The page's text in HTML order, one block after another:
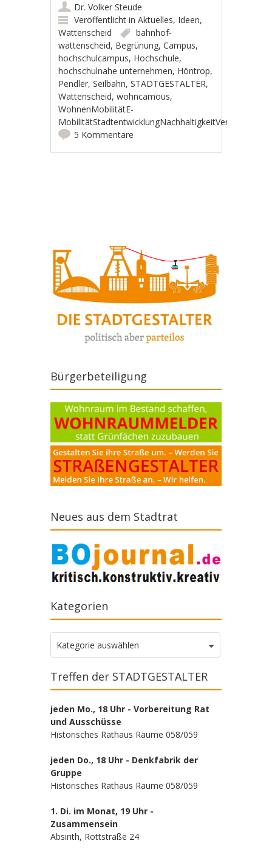
Dr. Volker Steude
Veröffentlicht inAktuelles, Ideen,
Wattenscheid
bahnhof-
wattenscheid, Begrünung,Campus,
hochschulcampus, Hochschule,
hochschulnahe unternehmen, Höntrop,
Pendler,Seilbahn,STADTGESTALTER,
Wattenscheid,wohncamous,
WohnenMobilitätE-
5 Kommentare
Bürgerbeteiligung
Neues aus dem Stadtrat
Kategorien
Kategorien
Kategorie auswählen
Treffen der STADTGESTALTER
jeden Mo., 18 Uhr - Vorbereitung Rat
und Ausschüsse
Historisches Rathaus Räume 058/059
jeden Do., 18 Uhr - Denkfabrik der
Gruppe
Historisches Rathaus Räume 058/059
1. Di. im Monat, 19 Uhr -
Zusammensein
Absinth, Rottstraße 24